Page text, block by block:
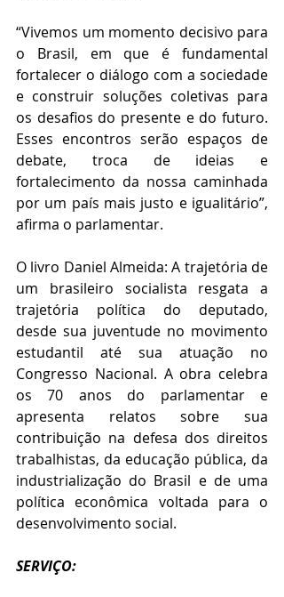
“Vivemos um momento decisivo para
o Brasil, em que é fundamental
fortalecer o diálogo com a sociedade
e construir soluções coletivas para
os desafios do presente e do futuro.
Esses encontros serão espaços de
debate, troca de ideias e
fortalecimento da nossa caminhada
por um país mais justo e igualitário”,
afirma o parlamentar.
O livro Daniel Almeida: A trajetória de
um brasileiro socialista resgata a
trajetória política do deputado,
desde sua juventude no movimento
estudantil até sua atuação no
Congresso Nacional. A obra celebra
os 70 anos do parlamentar e
apresenta relatos sobre sua
contribuição na defesa dos direitos
trabalhistas, da educação pública, da
industrialização do Brasil e de uma
política econômica voltada para o
desenvolvimento social.
SERVIÇO: